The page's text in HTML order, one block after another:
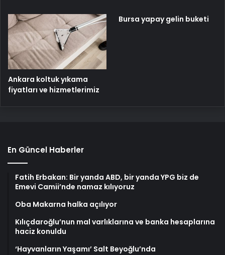
Ankara koltuk yıkama
fiyatları ve hizmetlerimiz
Bursa yapay gelin buketi
En Güncel Haberler
Fatih Erbakan: Bir yanda ABD, bir yanda YPG biz de
Emevi Camii’nde namaz kılıyoruz
Oba Makarna halka açılıyor
Kılıçdaroğlu’nun mal varlıklarına ve banka hesaplarına
haciz konuldu
‘Hayvanların Yaşamı’ Salt Beyoğlu’nda